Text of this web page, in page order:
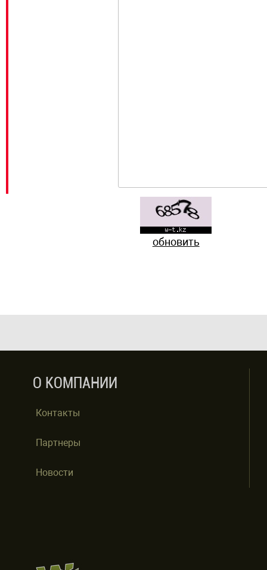
обновить
О КОМПАНИИ
Контакты
Партнеры
Новости